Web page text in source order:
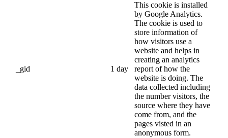
_gid 1 day
This cookie is installed
by Google Analytics.
The cookie is used to
store information of
how visitors use a
website and helps in
creating an analytics
report of how the
website is doing. The
data collected including
the number visitors, the
source where they have
come from, and the
pages visted in an
anonymous form.